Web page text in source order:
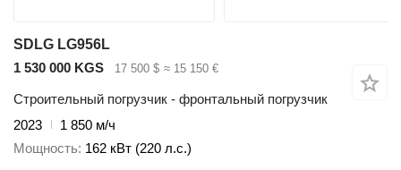
SDLG LG956L
1 530 000 KGS
17 500 $ ≈ 15 150 €
Строительный погрузчик - фронтальный погрузчик
2023
1 850 м/ч
Мощность 162 кВт (220 л.с.)